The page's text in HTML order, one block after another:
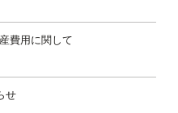
費用に関して
せ